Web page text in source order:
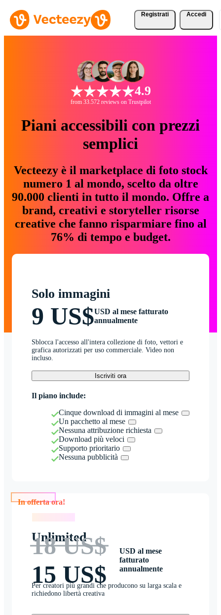
Registrati Accedi
4.9
from 33.572 reviews on Trustpilot
Piani accessibili con prezzi
semplici
Vecteezy è il marketplace di foto stock
numero 1 al mondo, scelto da oltre
90.000 clienti in tutto il mondo. Offre a
brand, creativi e storyteller risorse
creative che fanno risparmiare fino al
76% di tempo e budget.
Solo immagini
9 US$USD al mese fatturato
annualmente
Sblocca l'accesso all'intera collezione di foto, vettori e
grafica autorizzati per uso commerciale. Video non
incluso.
Iscriviti ora
Il piano include:
Cinque download di immagini al mese
Un pacchetto al mese
Nessuna attribuzione richiesta
Download più veloci
Supporto prioritario
Nessuna pubblicità
Unlimited
18 US$
15 US$
USD al mese
fatturato
annualmente
Per creatori più grandi che producono su larga scala e
richiedono libertà creativa